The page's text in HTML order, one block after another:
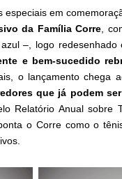
especiais em
da Família Corre ,
–, logo redesenhado
e bem-sucedido
o lançamento chega
que já podem
Relatório Anual sobre
o Corre como o